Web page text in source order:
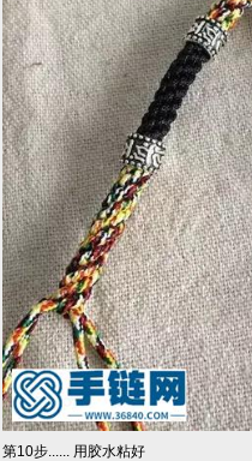
第10步...... 用胶水粘好